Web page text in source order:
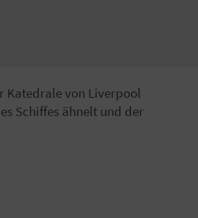
Katedrale von Liverpool
Schiffes ähnelt und der